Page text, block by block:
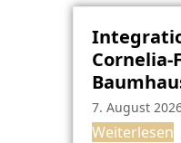
Cornelia-
7. August
Weiterlesen